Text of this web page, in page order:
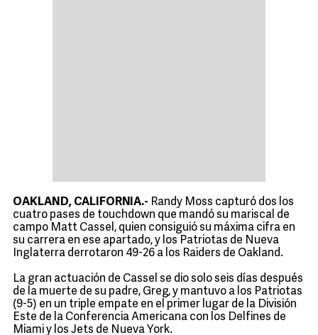
OAKLAND, CALIFORNIA.- Randy Moss capturó dos los
cuatro pases de touchdown que mandó su mariscal de
campo Matt Cassel, quien consiguió su máxima cifra en
su carrera en ese apartado, y los Patriotas de Nueva
Inglaterra derrotaron 49-26 a los Raiders de Oakland.
La gran actuación de Cassel se dio solo seis días después
de la muerte de su padre, Greg, y mantuvo a los Patriotas
(9-5) en un triple empate en el primer lugar de la División
Este de la Conferencia Americana con los Delfines de
Miami y los Jets de Nueva York.